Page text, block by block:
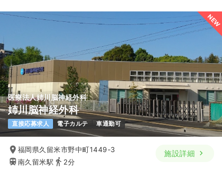
NEW
医療法人姉川脳神経外科
姉川脳神経外科
直接応募求人 電子カルテ 車通勤可
福岡県久留米市野中町1449-3
南久留米駅
2分
施設詳細